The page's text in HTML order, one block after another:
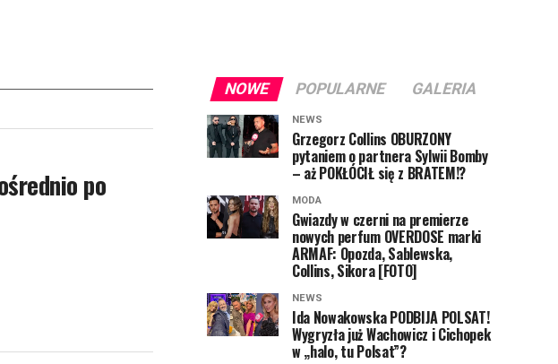
po
NOWE POPULARNE GALERIA
NEWS
Grzegorz Collins OBURZONY
pytaniem o partnera Sylwii Bomby
– aż POKŁÓCIŁ się z BRATEM!?
MODA
Gwiazdy w czerni na premierze
nowych perfum OVERDOSE marki
ARMAF: Opozda, Sablewska,
Collins, Sikora [FOTO]
NEWS
Ida Nowakowska PODBIJA POLSAT!
Wygryzła już Wachowicz i Cichopek
w „halo, tu Polsat”?